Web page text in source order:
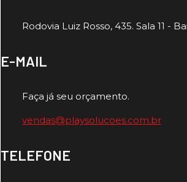
Rodovia Luiz Rosso, 435. Sala 11 -
E-MAIL
Faça já seu orçamento.
vendas@playsolucoes.com.br
TELEFONE